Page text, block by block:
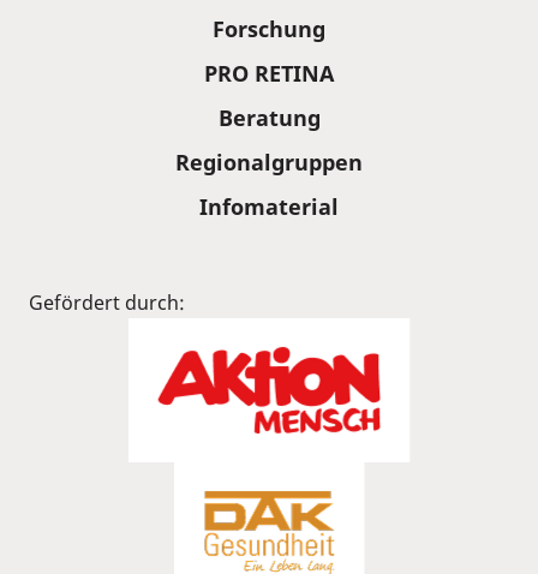
Forschung
PRO RETINA
Beratung
Regionalgruppen
Infomaterial
Gefördert durch: